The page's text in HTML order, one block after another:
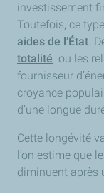
investissement
Toutefois, ce
aides de l’État.
totalité ou les
fournisseur
croyance
d’une longue
Cette longévité
l’on estime que
diminuent après